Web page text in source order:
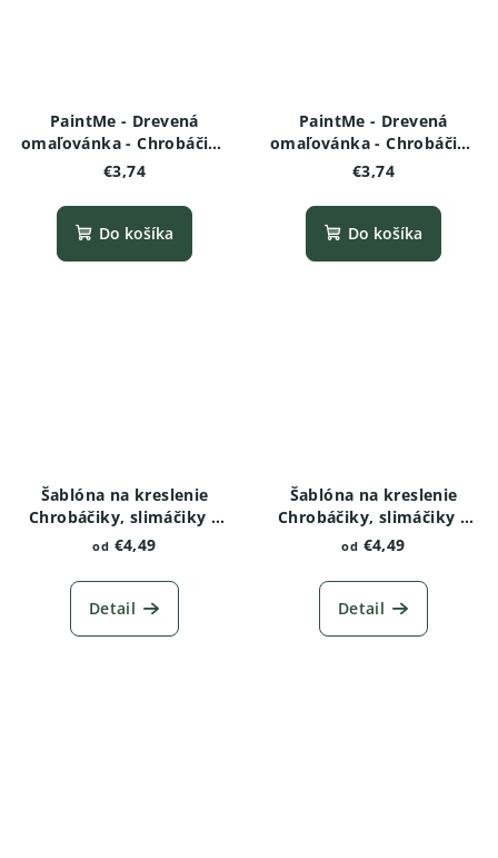
PaintMe - Drevená
omaľovánka - Chrobáčiky
a pavúčiky - Škorpión
€3,74
Do košíka
PaintMe - Drevená
omaľovánka - Chrobáčiky
a pavúčiky - Nosorožtek
€3,74
Do košíka
Šablóna na kreslenie
Chrobáčiky, slimáčiky a
červíky - Vážka
od €4,49
Detail
Šablóna na kreslenie
Chrobáčiky, slimáčiky a
červíky - Motýľ
od €4,49
Detail